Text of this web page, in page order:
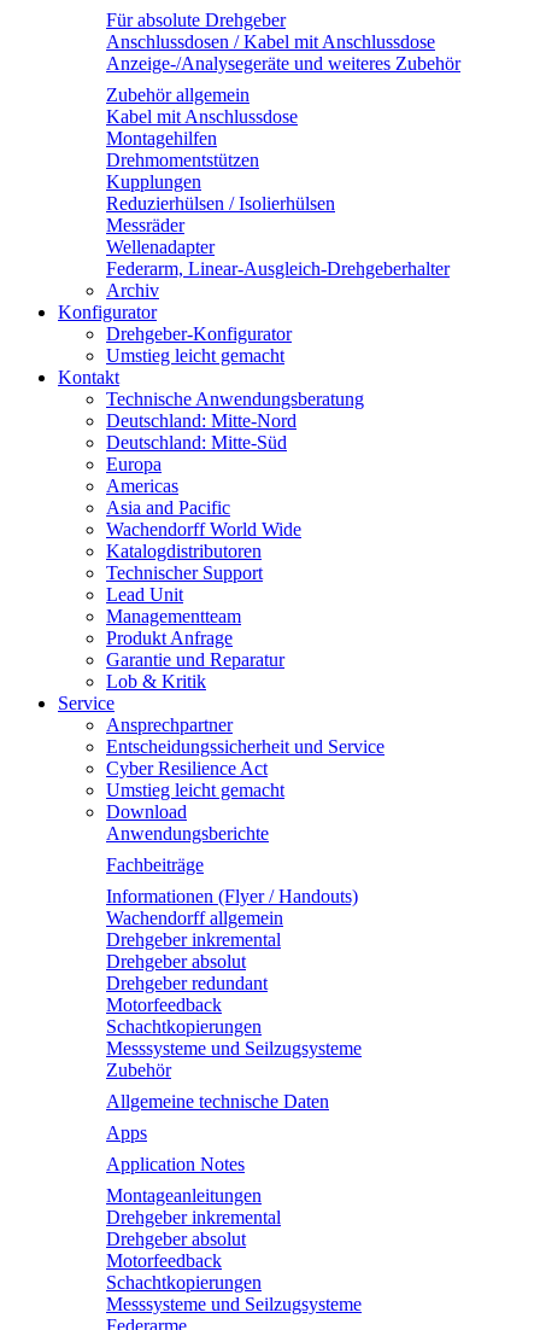
Für absolute Drehgeber
Anschlussdosen / Kabel mit Anschlussdose
Anzeige-/Analysegeräte und weiteres Zubehör
Zubehör allgemein
Kabel mit Anschlussdose
Montagehilfen
Drehmomentstützen
Kupplungen
Reduzierhülsen / Isolierhülsen
Messräder
Wellenadapter
Federarm, Linear-Ausgleich-Drehgeberhalter
Archiv
Konfigurator
Drehgeber-Konfigurator
Umstieg leicht gemacht
Kontakt
Technische Anwendungsberatung
Deutschland: Mitte-Nord
Deutschland: Mitte-Süd
Europa
Americas
Asia and Pacific
Wachendorff World Wide
Katalogdistributoren
Technischer Support
Lead Unit
Managementteam
Produkt Anfrage
Garantie und Reparatur
Lob & Kritik
Service
Ansprechpartner
Entscheidungssicherheit und Service
Cyber Resilience Act
Umstieg leicht gemacht
Download
Anwendungsberichte
Fachbeiträge
Informationen (Flyer / Handouts)
Wachendorff allgemein
Drehgeber inkremental
Drehgeber absolut
Drehgeber redundant
Motorfeedback
Schachtkopierungen
Messsysteme und Seilzugsysteme
Zubehör
Allgemeine technische Daten
Apps
Application Notes
Montageanleitungen
Drehgeber inkremental
Drehgeber absolut
Motorfeedback
Schachtkopierungen
Messsysteme und Seilzugsysteme
Federarme